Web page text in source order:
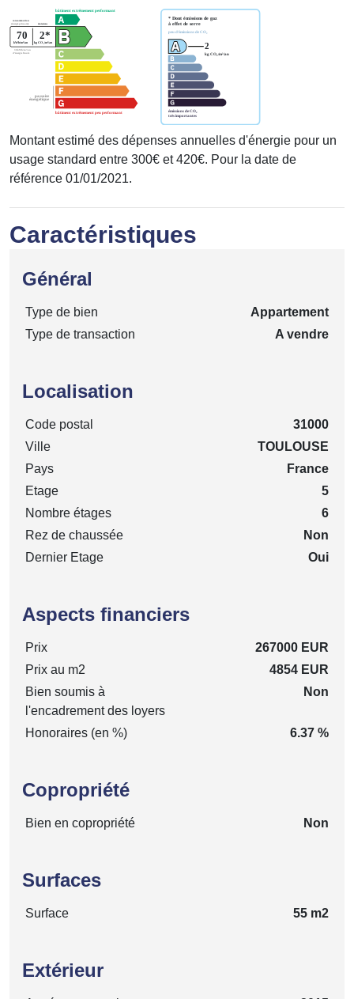
Montant estimé des dépenses annuelles d'énergie pour un
usage standard entre 300€ et 420€. Pour la date de
référence 01/01/2021.
Caractéristiques
Général
Type de bien
Appartement
Type de transaction
A vendre
Localisation
Code postal
31000
Ville
TOULOUSE
Pays
France
Etage
5
Nombre étages
6
Rez de chaussée
Non
Dernier Etage
Oui
Aspects financiers
Prix
267000 EUR
Prix au m2
4854 EUR
Bien soumis à
l'encadrement des loyers
Non
Honoraires (en %) 6.37 %
Copropriété
Bien en copropriété Non
Surfaces
Surface 55 m2
Extérieur